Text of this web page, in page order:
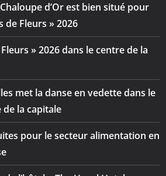
d’Or est bien situé pour
de Fleurs » 2026
» 2026 dans le centre de la
met la danse en vedette dans le
la capitale
pour le secteur alimentation en